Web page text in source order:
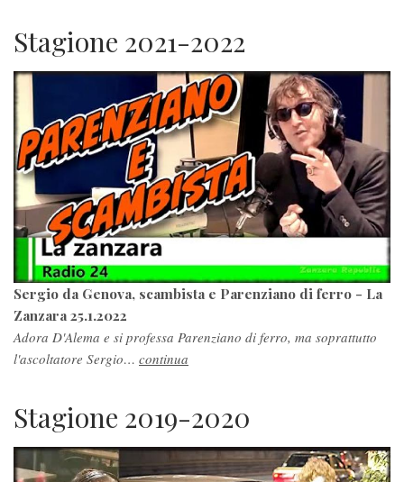
Stagione 2021-2022
Sergio da Genova, scambista e Parenziano di ferro - La
Zanzara 25.1.2022
Adora D'Alema e si professa Parenziano di ferro, ma soprattutto
l'ascoltatore Sergio… continua
Stagione 2019-2020